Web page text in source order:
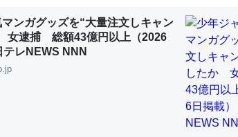
ないのか。知らんかった。調べたらコオロギのカル
昆虫学の大問題＝「昆虫はなぜ海にいないのか」に関する新
ンガグッズを“大量注文しキャン
女逮捕 総額43億円以上（2026
レNEWS NNN